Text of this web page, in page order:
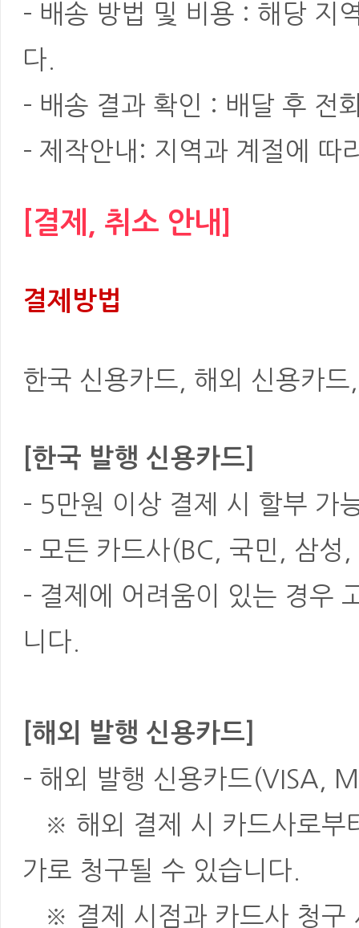
- 배송 방법 및 비용 : 해당 지
다.
- 배송 결과 확인 : 배달 후 전
- 제작안내: 지역과 계절에 따
[결제, 취소 안내]
결제방법
한국 신용카드, 해외 신용카
[한국 발행 신용카드]
- 5만원 이상 결제 시 할부 가
- 모든 카드사(BC, 국민, 삼성
- 결제에 어려움이 있는 경우
니다.
[해외 발행 신용카드]
- 해외 발행 신용카드(VISA,
※ 해외 결제 시 카드사로부
가로 청구될 수 있습니다.
※ 결제 시점과 카드사 청구